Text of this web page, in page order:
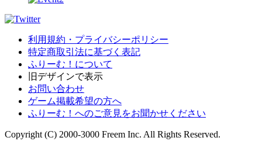
利用規約・プライバシーポリシー
特定商取引法に基づく表記
ふりーむ！について
旧デザインで表示
お問い合わせ
ゲーム掲載希望の方へ
ふりーむ！へのご意見をお聞かせください
Copyright (C) 2000-3000 Freem Inc. All Rights Reserved.